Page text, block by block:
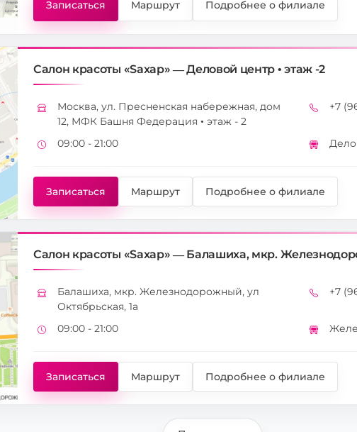
Записаться Маршрут Подробнее о филиале
Салон красоты «Saxap» — Деловой центр • этаж -2
Адрес
Москва, ул. Пресненская набережная, дом
12, МФК Башня Федерация • этаж - 2
Телефон
+7
Режим работы
09:00 - 21:00
Метро
Записаться Маршрут Подробнее о филиале
Салон красоты «Saxap» — Балашиха, мкр.
Адрес
Балашиха, мкр. Железнодорожный, ул
Октябрьская, 1а
Телефон
+7
Режим работы
09:00 - 21:00
Метро
Записаться Маршрут Подробнее о филиале